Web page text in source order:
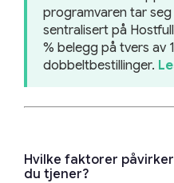
programvaren tar
sentralisert på
% belegg på tvers av
dobbeltbestillinger.
Hvilke faktorer
du tjener?